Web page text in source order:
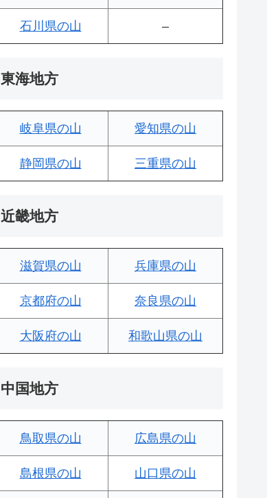
石川県の山 –
東海地方
岐阜県の山 愛知県の山
静岡県の山 三重県の山
近畿地方
滋賀県の山 兵庫県の山
京都府の山 奈良県の山
大阪府の山 和歌山県の山
中国地方
鳥取県の山 広島県の山
島根県の山 山口県の山